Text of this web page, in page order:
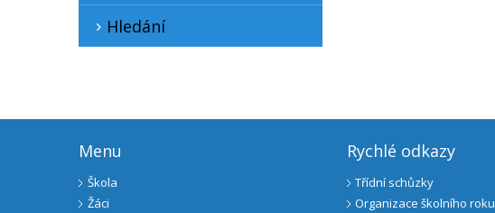
Hledání
Menu
Škola
Žáci
Rychlé odkazy
Třídní schůzky
Organizace školního roku